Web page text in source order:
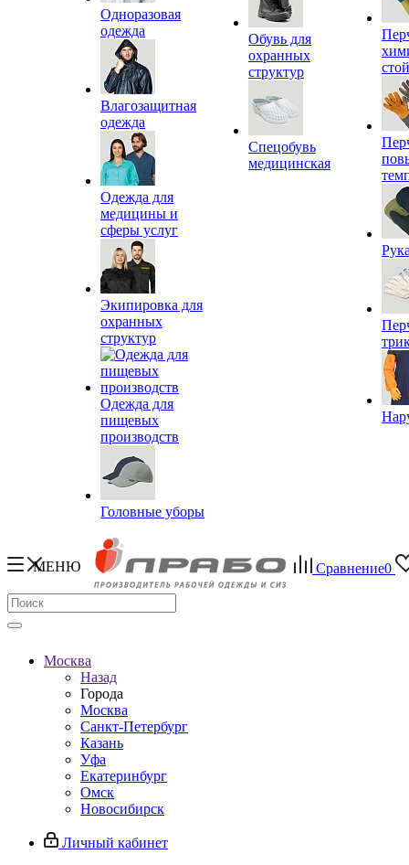
Одноразовая
одежда
Влагозащитная
одежда
Одежда для
медицины и
сферы услуг
Экипировка для
охранных
структур
Одежда для
пищевых
производств
Головные уборы
Обувь для
охранных
структур
Спецобувь
медицинская
МЕНЮ Сравнение0
Москва
Назад
Города
Москва
Санкт-Петербург
Казань
Уфа
Екатеринбург
Омск
Новосибирск
Личный кабинет